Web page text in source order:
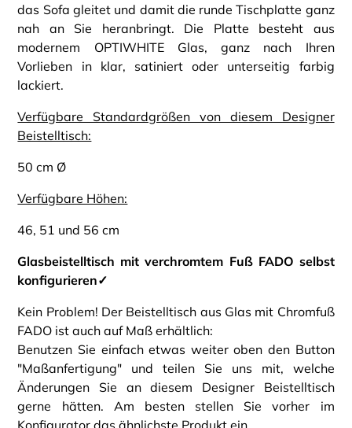
das Sofa gleitet und damit die runde Tischplatte ganz
nah an Sie heranbringt. Die Platte besteht aus
modernem OPTIWHITE Glas, ganz nach Ihren
Vorlieben in klar, satiniert oder unterseitig farbig
lackiert.
Verfügbare Standardgrößen von diesem Designer
Beistelltisch:
50 cm Ø
Verfügbare Höhen:
46, 51 und 56 cm
Glasbeistelltisch mit verchromtem Fuß FADO selbst
konfigurieren✓
Kein Problem! Der Beistelltisch aus Glas mit Chromfuß
FADO ist auch auf Maß erhältlich:
Benutzen Sie einfach etwas weiter oben den Button
"Maßanfertigung" und teilen Sie uns mit, welche
Änderungen Sie an diesem Designer Beistelltisch
gerne hätten. Am besten stellen Sie vorher im